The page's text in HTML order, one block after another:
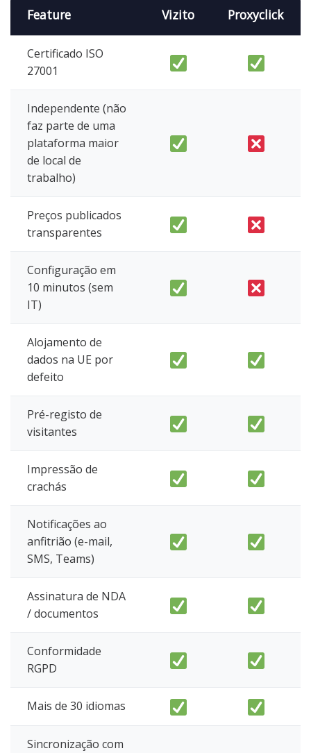
Feature Vizito Proxyclick
Certificado ISO
27001
Independente (não
faz parte de uma
plataforma maior
de local de
trabalho)
Preços publicados
transparentes
Configuração em
10 minutos (sem
IT)
Alojamento de
dados na UE por
defeito
Pré-registo de
visitantes
Impressão de
crachás
Notificações ao
anfitrião (e-mail,
SMS, Teams)
Assinatura de NDA
/ documentos
Conformidade
RGPD
Mais de 30 idiomas
Sincronização com